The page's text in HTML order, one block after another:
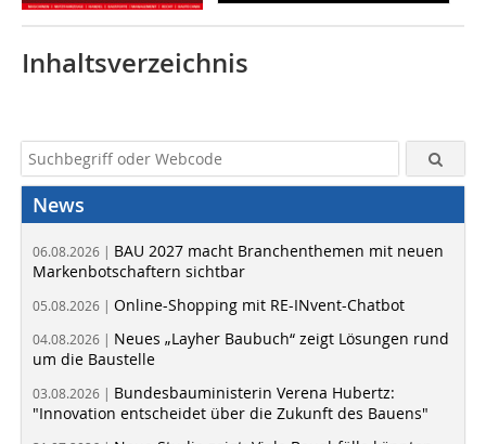
Inhaltsverzeichnis
News
06.08.2026 | BAU 2027 macht Branchenthemen mit neuen
Markenbotschaftern sichtbar
05.08.2026 | Online-Shopping mit RE-INvent-Chatbot
04.08.2026 | Neues „Layher Baubuch“ zeigt Lösungen rund
um die Baustelle
03.08.2026 | Bundesbauministerin Verena Hubertz:
"Innovation entscheidet über die Zukunft des Bauens"